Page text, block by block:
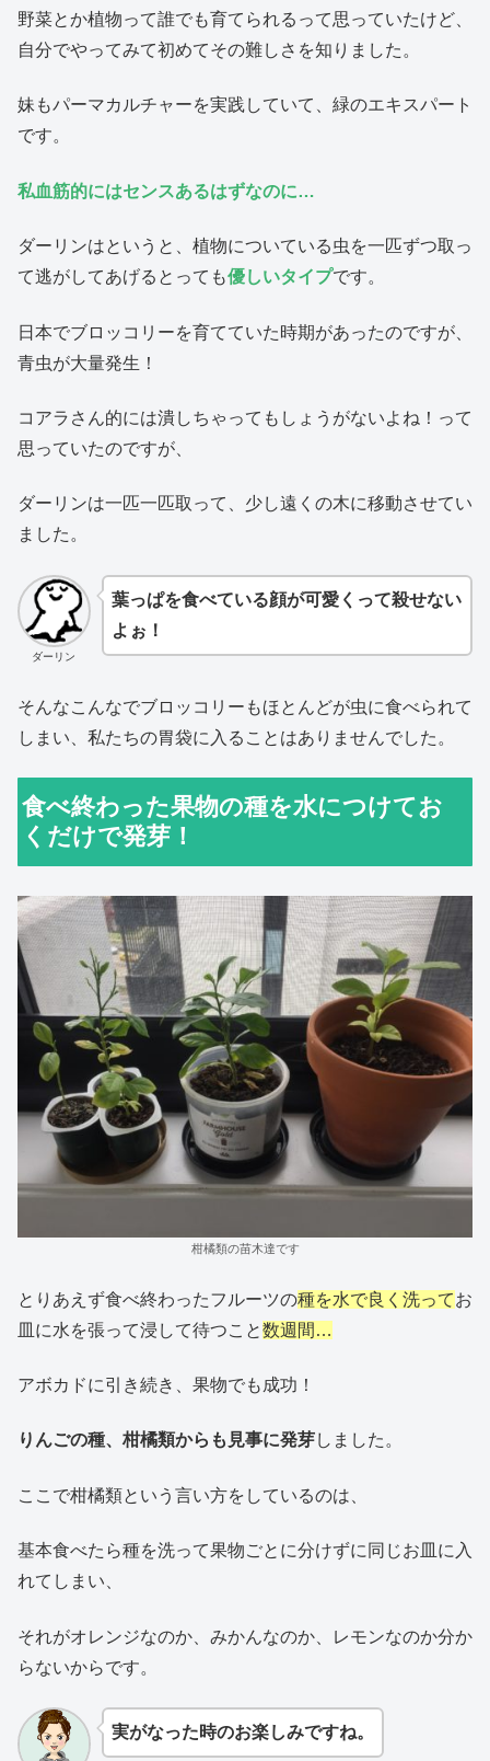
野菜とか植物って誰でも育てられるって思っていたけど、
自分でやってみて初めてその難しさを知りました。
妹もパーマカルチャーを実践していて、緑のエキスパート
です。
私血筋的にはセンスあるはずなのに…
ダーリンはというと、植物についている虫を一匹ずつ取っ
て逃がしてあげるとっても優しいタイプです。
日本でブロッコリーを育てていた時期があったのですが、
青虫が大量発生！
コアラさん的には潰しちゃってもしょうがないよね！って
思っていたのですが、
ダーリンは一匹一匹取って、少し遠くの木に移動させてい
ました。
ダーリン
葉っぱを食べている顔が可愛くって殺せない
よぉ！
そんなこんなでブロッコリーもほとんどが虫に食べられて
しまい、私たちの胃袋に入ることはありませんでした。
食べ終わった果物の種を水につけてお
くだけで発芽！
柑橘類の苗木達です
とりあえず食べ終わったフルーツの種を水で良く洗ってお
皿に水を張って浸して待つこと数週間…
アボカドに引き続き、果物でも成功！
りんごの種、柑橘類からも見事に発芽しました。
ここで柑橘類という言い方をしているのは、
基本食べたら種を洗って果物ごとに分けずに同じお皿に入
れてしまい、
それがオレンジなのか、みかんなのか、レモンなのか分か
らないからです。
実がなった時のお楽しみですね。